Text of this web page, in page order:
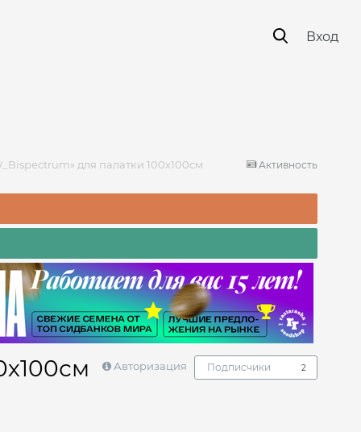
Вход
Активность
для палатки 100х100см
Авторизация Подписчики 2